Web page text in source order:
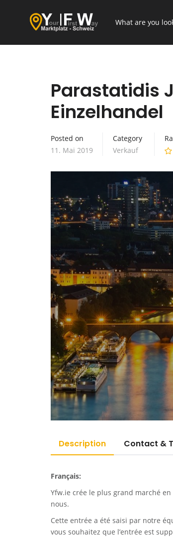
Parastatidis
Einzelhandel
Posted on
11. Mai 2019
Category
Verkauf
Description Contact &
Français:
Yfw.ie crée le plus grand marché
nous.
Cette entrée a été saisi par notre
vous souhaitez que l’entrée est